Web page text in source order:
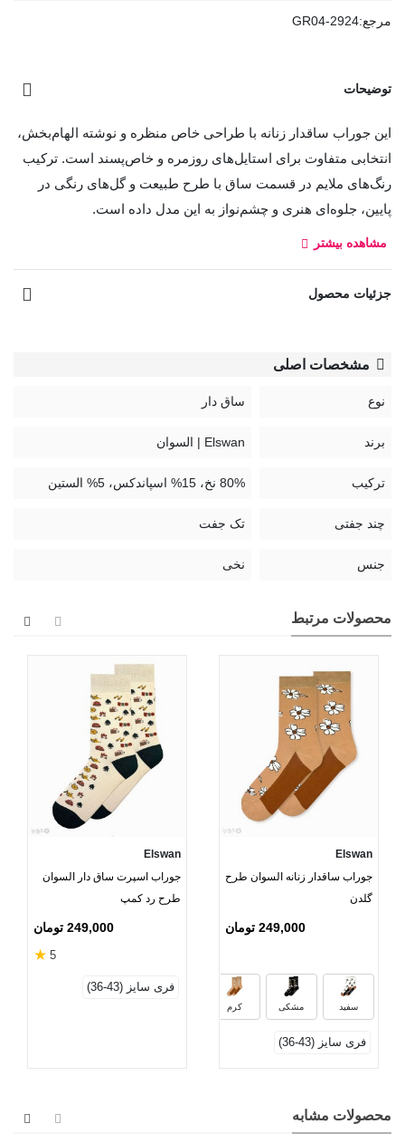
مرجع:GR04-2924
توضیحات
این جوراب ساقدار زنانه با طراحی خاص منظره و نوشته الهام‌بخش،
انتخابی متفاوت برای استایل‌های روزمره و خاص‌پسند است. ترکیب
رنگ‌های ملایم در قسمت ساق با طرح طبیعت و گل‌های رنگی در
پایین، جلوه‌ای هنری و چشم‌نواز به این مدل داده است.
جنس نخ پنبه‌ای نرم و باکیفیت آن باعث راحتی پا شده و به دلیل
تنفس‌پذیری بالا، از تعریق و ایجاد بوی نامطبوع جلوگیری می‌کند. این
جوراب به صورت فری سایز (مناسب سایز 36 تا 43) طراحی شده و
تا طرح خاص جوراب توی استایلت دیده بشه و یه استایل متفاوت و
هنری داشته باشی.
مشاهده بیشتر
جزئیات محصول
مشخصات اصلی
نوع ساق دار
برند Elswan | السوان
ترکیب 80% نخ، 15% اسپاندکس، 5% الستین
چند جفتی تک جفت
جنس نخی
محصولات مرتبط
Elswan
جوراب ساقدار زنانه السوان طرح
گلدن
249,000 تومان
سفید مشکی کرم
فری سایز (43-36)
Elswan
جوراب اسپرت ساق دار السوان
طرح رد کمپ
249,000 تومان
5
★
فری سایز (43-36)
محصولات مشابه